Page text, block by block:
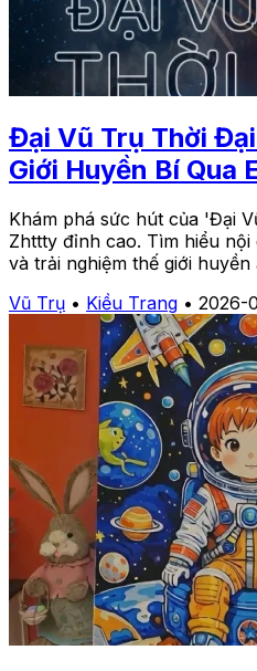
Đại Vũ Trụ Thời
Giới Huyền Bí Qua
Khám phá sức hút của 'Đại
Zhttty đỉnh cao. Tìm hiểu nội
và trải nghiệm thế giới
Vũ Trụ • Kiều Trang • 2026-